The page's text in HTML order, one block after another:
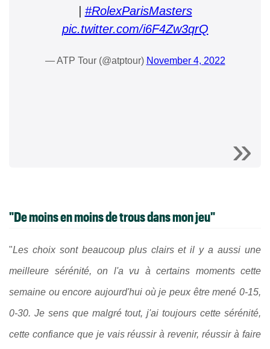
#RolexParisMasters
pic.twitter.com/i6F4Zw3qrQ
— ATP Tour (@atptour) November 4, 2022
"De moins en moins de trous dans mon jeu"
"Les choix sont beaucoup plus clairs et il y a aussi une
meilleure sérénité, on l'a vu à certains moments cette
semaine ou encore aujourd'hui où je peux être mené 0-15,
0-30. Je sens que malgré tout, j'ai toujours cette sérénité,
cette confiance que je vais réussir à revenir, réussir à faire